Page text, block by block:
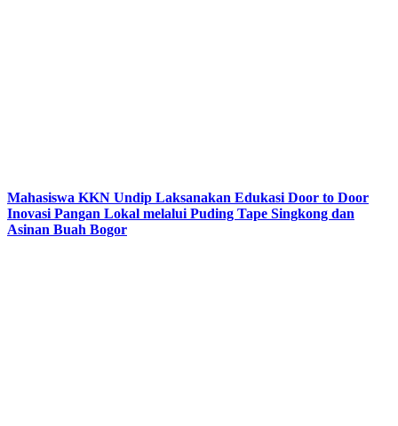
Mahasiswa KKN Undip Laksanakan Edukasi Door to Door
Inovasi Pangan Lokal melalui Puding Tape Singkong dan
Asinan Buah Bogor